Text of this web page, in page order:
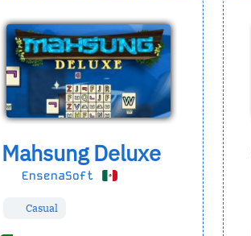
Mahsung Deluxe
EnsenaSoft
Casual